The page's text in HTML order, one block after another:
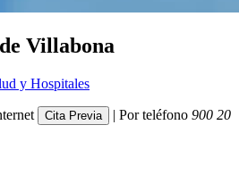
Villabona
y Hospitales
| Por teléfono 900 20